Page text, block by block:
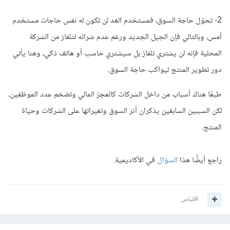
2- تحوّل حاجة السوق، فمستخدم الغد لن تكون له نفس حاجات مستخدم
أمس، وبالتالي فإن الجيل الجديد ورغم عدم شرائه لتلفاز من الشركة
المحلية فإنه لن يشتري تلفاز بل سيشتري حاسب أو هاتف ذكي، وهنا يأتي
دور تطوير المنتج ليواكب حاجة السوق.
طبعًا هناك أسباب من داخل الشركات كالعجز المالي وتضخم عدد الموظفين،
لكن السببين السابقين يذكران أثر السوق وتغيراتها على الشركات وحياة
المنتج.
راجع أيضًًا هذا السؤالفي الأكاديمية.
اقتباس